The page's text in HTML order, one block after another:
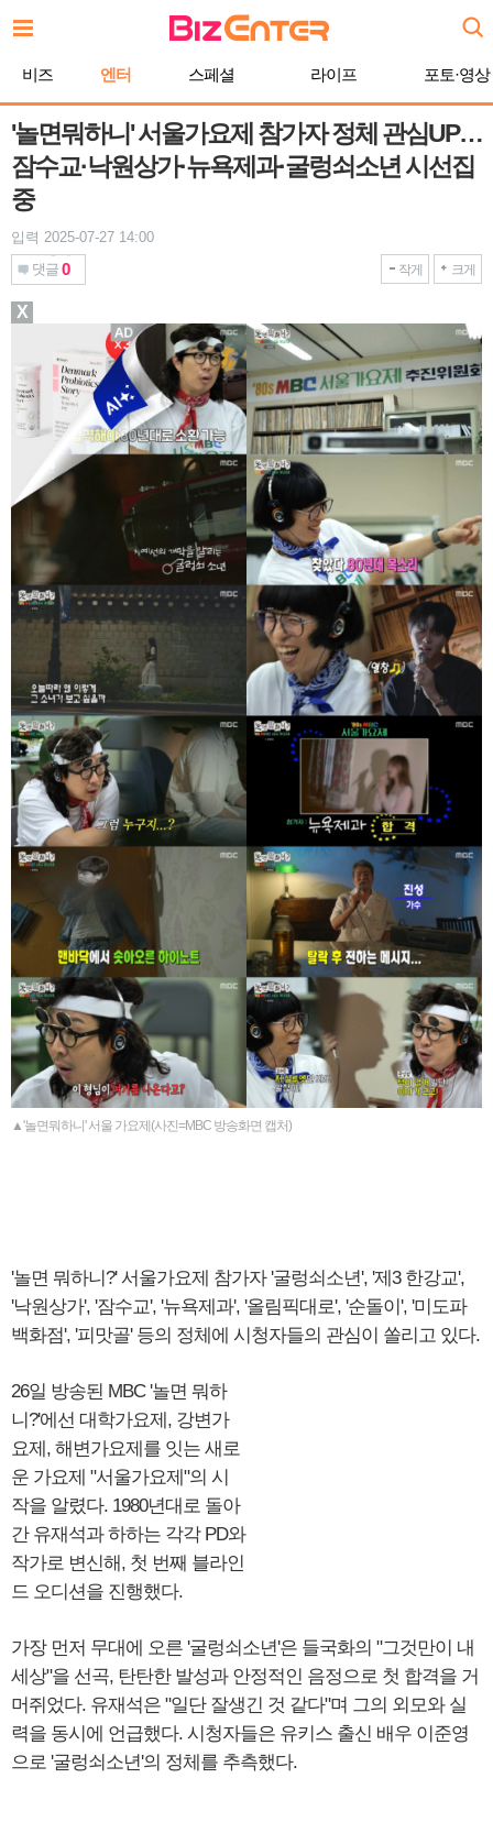
문
비즈 엔터 스페셜 라이프 포토·영상
'놀면뭐하니' 서울가요제 참가자 정체 관심UP…
잠수교·낙원상가·뉴욕제과·굴렁쇠소년 시선집
중
입력 2025-07-27 14:00
댓글 0 작게 크게
▲'놀면뭐하니' 서울 가요제(사진=MBC 방송화면 캡처)
'놀면 뭐하니?' 서울가요제 참가자 '굴렁쇠소년', '제3 한강교',
'낙원상가', '잠수교', '뉴욕제과', '올림픽대로', '순돌이', '미도파
백화점', '피맛골' 등의 정체에 시청자들의 관심이 쏠리고 있다.
26일 방송된 MBC '놀면 뭐하
니?'에선 대학가요제, 강변가
요제, 해변가요제를 잇는 새로
운 가요제 "서울가요제"의 시
작을 알렸다. 1980년대로 돌아
간 유재석과 하하는 각각 PD와
작가로 변신해, 첫 번째 블라인
드 오디션을 진행했다.
가장 먼저 무대에 오른 '굴렁쇠소년'은 들국화의 "그것만이 내
세상"을 선곡, 탄탄한 발성과 안정적인 음정으로 첫 합격을 거
머쥐었다. 유재석은 "일단 잘생긴 것 같다"며 그의 외모와 실
력을 동시에 언급했다. 시청자들은 유키스 출신 배우 이준영
으로 '굴렁쇠소년'의 정체를 추측했다.
X